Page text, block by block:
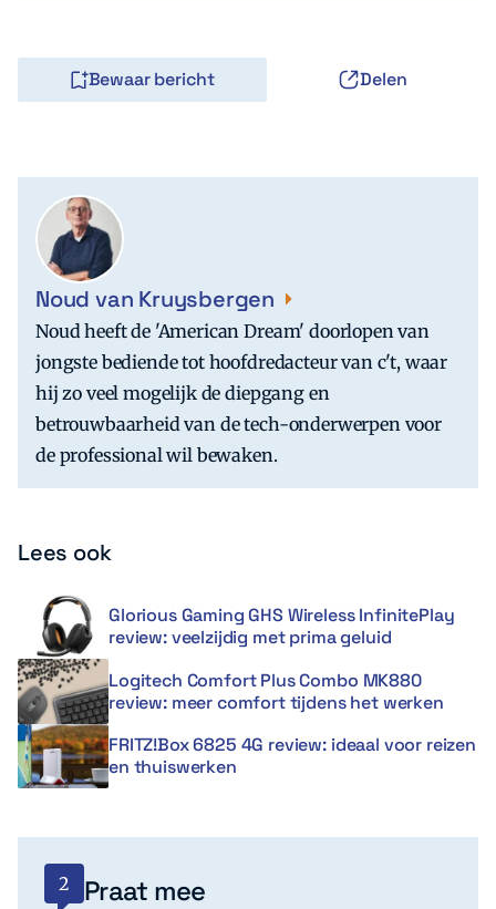
Bewaar bericht Delen
Noud van Kruysbergen
Noud heeft de 'American Dream' doorlopen van
jongste bediende tot hoofdredacteur van c't, waar
hij zo veel mogelijk de diepgang en
betrouwbaarheid van de tech-onderwerpen voor
de professional wil bewaken.
Lees ook
Glorious Gaming GHS Wireless InfinitePlay
review: veelzijdig met prima geluid
Logitech Comfort Plus Combo MK880
review: meer comfort tijdens het werken
FRITZ!Box 6825 4G review: ideaal voor reizen
en thuiswerken
2 Praat mee